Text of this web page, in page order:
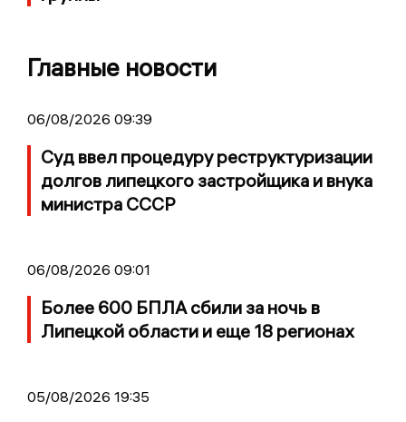
Главные новости
06/08/2026 09:39
Суд ввел процедуру реструктуризации
долгов липецкого застройщика и внука
министра СССР
06/08/2026 09:01
Более 600 БПЛА сбили за ночь в
Липецкой области и еще 18 регионах
05/08/2026 19:35